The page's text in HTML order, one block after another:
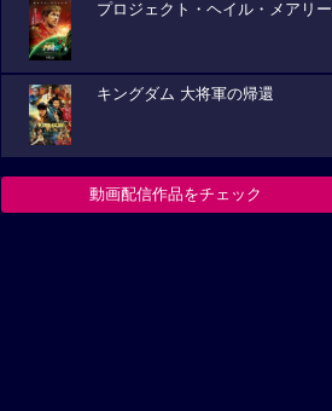
プロジェクト・ヘイル・メアリー
キングダム 大将軍の帰還
動画配信作品をチェック